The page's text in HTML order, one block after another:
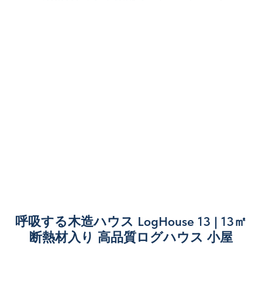
呼吸する木造ハウス LogHouse 13 | 13㎡
断熱材入り 高品質ログハウス 小屋